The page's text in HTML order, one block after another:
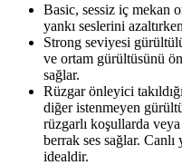
Basic, sessiz iç mekan
yankı seslerini
Strong seviyesi
ve ortam gürültüsünü
sağlar.
Rüzgar önleyici
diğer istenmeyen
rüzgarlı koşullarda
berrak ses sağlar.
idealdir.